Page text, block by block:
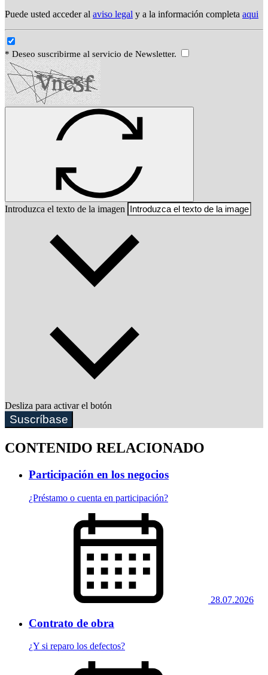
Puede usted acceder al aviso legal y a la información completa aqui
* Deseo suscribirme al servicio de Newsletter.
Introduzca el texto de la imagen
Desliza para activar el botón
Suscríbase
CONTENIDO RELACIONADO
Participación en los negocios
¿Préstamo o cuenta en participación?
28.07.2026
Contrato de obra
¿Y si reparo los defectos?